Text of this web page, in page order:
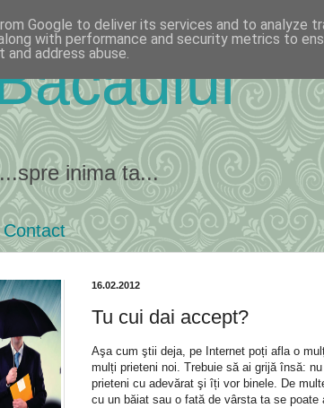
inima ta...
Contact
16.02.2012
Tu cui dai accept?
Aşa cum ştii deja, pe Internet poți afla o
mulți prieteni noi. Trebuie să ai grijă însă:
prieteni cu adevărat şi îți vor binele. De
cu un băiat sau o fată de vârsta ta se poate
Google to deliver its services and to analyze
with performance and security metrics to
address abuse.